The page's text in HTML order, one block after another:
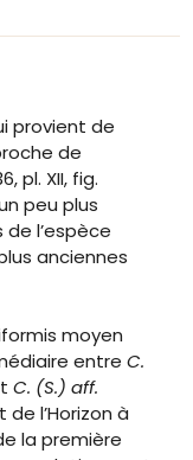
provient de
de
pl. XII, fig.
peu plus
l’espèce
anciennes
moyen
entreC.
C. (S.) aff.
l’Horizon à
la première